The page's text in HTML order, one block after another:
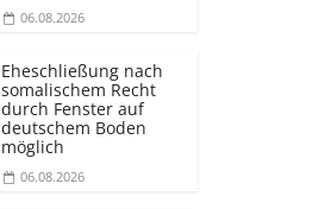
06.08.2026
Eheschließung nach
somalischem Recht
durch Fenster auf
deutschem Boden
möglich
06.08.2026